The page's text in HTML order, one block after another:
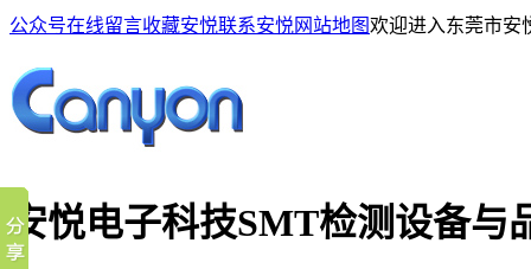
公众号在线留言收藏安悦联系安悦 网站地图欢迎进入东莞市安
安悦电子科技SMT检测设备与